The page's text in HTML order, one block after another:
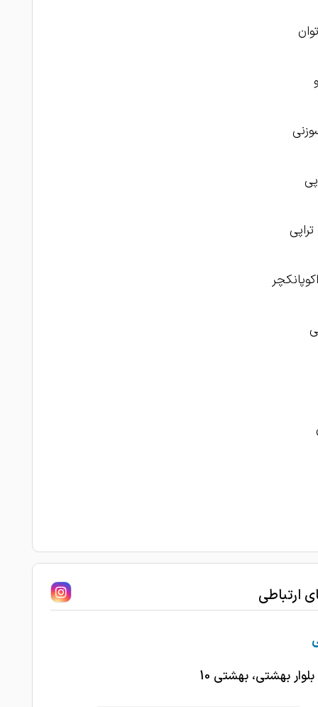
ارتباطی
بلوار بهشتی، بهشتی 10